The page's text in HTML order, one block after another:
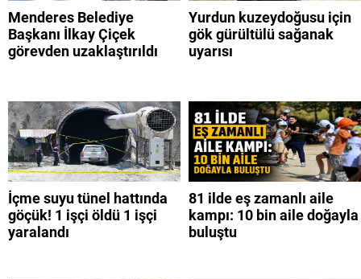
Menderes Belediye
Başkanı İlkay Çiçek
görevden uzaklaştırıldı
Yurdun kuzeydoğusu için
gök gürültülü sağanak
uyarısı
İçme suyu tünel hattında
göçük! 1 işçi öldü 1 işçi
yaralandı
81 ilde eş zamanlı aile
kampı: 10 bin aile doğayla
buluştu